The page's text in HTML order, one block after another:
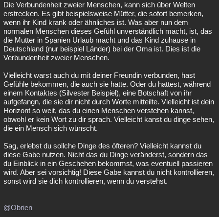
Die Verbundenheit zweier Menschen, kann sich über Welten
erstrecken. Es gibt beispielsweise Mütter, die sofort bemerken,
wenn ihr Kind krank oder ähnliches ist. Was aber nun dem
normalen Menschen dieses Gefühl unverständlich macht, ist, das
die Mutter in Spanien Urlaub macht und das Kind zuhause in
Deutschland (nur beispiel Länder) bei der Oma ist. Dies ist die
Verbundenheit zweier Menschen.
Vielleicht warst auch du mit deiner Freundin verbunden, hast
Gefühle bekommen, die auch sie hatte. Oder du hattest, während
einem Kontaktes (Silvester Beispiel), eine Botschaft von ihr
aufgefangn, die sie dir nicht durch Worte mitteilte. Vielleicht ist dein
Horizont so weit, das du einen Menschen verstehen kannst,
obwohl er kein Wort zu dir sprach. Vielleicht kanst du dinge sehen,
die ein Mensch sich wünscht.
Sag, erlebst du sollche Dinge des öfteren? Vielleicht kannst du
diese Gabe nutzen. Nicht das du Dinge veränderst, sondern das
du Einblick in ein Geschehen bekommst, was eventuell passieren
wird. Aber sei vorsichtig! Diese Gabe kannst du nicht kontrollieren,
sonst wird sie dich kontrollieren, wenn du verstehst.
@Obrien